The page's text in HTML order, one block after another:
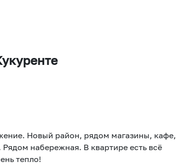
Новый район, рядом магазины, кафе,
набережная. В квартире есть всё
тепло!